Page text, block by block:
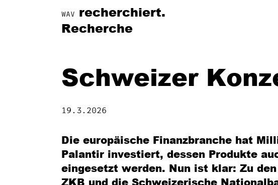
WAV recherchiert.
Recherche
Schweizer
19.3.2026
Die europäische Finanzbranche hat
Palantir investiert, dessen Produkte
eingesetzt werden. Nun ist klar: Zu
ZKB und die Schweizerische